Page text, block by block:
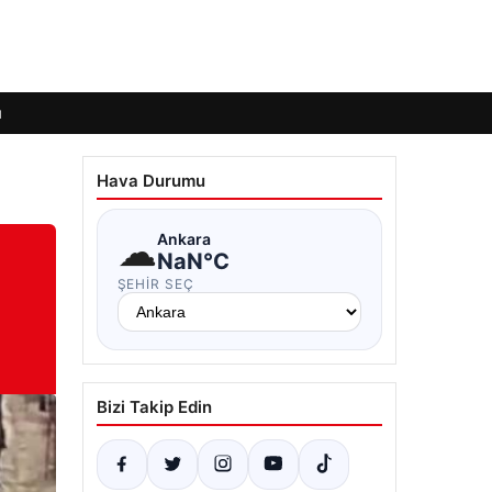
Hava Durumu
☁Ankara
NaN°C
ŞEHIR SEÇ
Bizi Takip Edin